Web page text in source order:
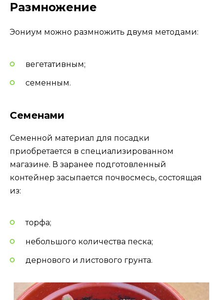
Размножение
Эониум можно размножить двумя методами:
вегетативным;
семенным.
Семенами
Семенной материал для посадки
приобретается в специализированном
магазине. В заранее подготовленный
контейнер засыпается почвосмесь, состоящая
из:
торфа;
небольшого количества песка;
дернового и листового грунта.